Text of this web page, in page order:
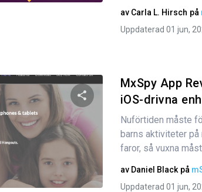
av Carla L. Hirsch på
Uppdaterad 01 jun,
Dela den här artikeln
Twitter Facebook Kopiera länk
MxSpy App
iOS-drivna
Nuförtiden måste
barns aktiviteter på
faror, så vuxna
av Daniel Black på
Uppdaterad 01 jun,